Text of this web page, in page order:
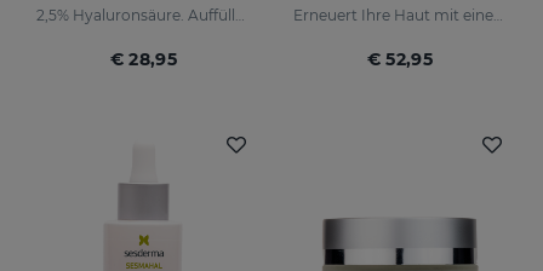
2,5% Hyaluronsäure. Auffüllendes konzentriertes Serum
€ 28,95
Erneuert Ihre Haut mit einer noch nie dagewesenen Wirksamkeit
€ 52,95